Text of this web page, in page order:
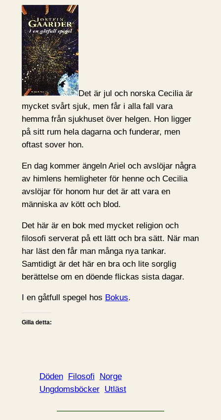
Det är jul och norska Cecilia är
mycket svårt sjuk, men får i alla fall vara
hemma från sjukhuset över helgen. Hon ligger
på sitt rum hela dagarna och funderar, men
oftast sover hon.
En dag kommer ängeln Ariel och avslöjar några
av himlens hemligheter för henne och Cecilia
avslöjar för honom hur det är att vara en
människa av kött och blod.
Det här är en bok med mycket religion och
filosofi serverat på ett lätt och bra sätt. När man
har läst den får man många nya tankar.
Samtidigt är det här en bra och lite sorglig
berättelse om en döende flickas sista dagar.
I en gåtfull spegel hos Bokus.
Gilla detta:
Döden Filosofi
Norge
Ungdomsböcker Utläst